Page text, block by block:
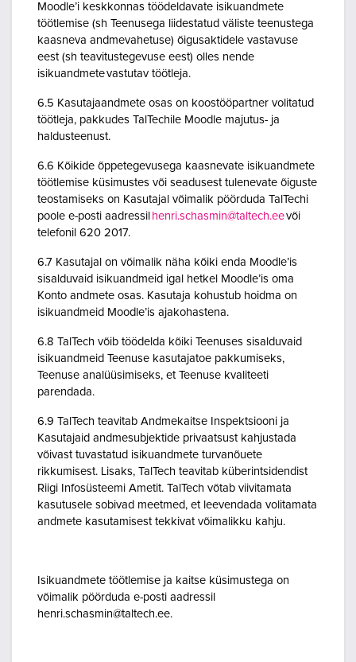
Moodle’i keskkonnas töödeldavate isikuandmete
töötlemise (sh Teenusega liidestatud väliste teenustega
kaasneva andmevahetuse) õigusaktidele vastavuse
eest (sh teavitustegevuse eest) olles nende
isikuandmete vastutav töötleja.
6.5 Kasutajaandmete osas on koostööpartner volitatud
töötleja, pakkudes TalTechile Moodle majutus- ja
haldusteenust.
6.6 Kõikide õppetegevusega kaasnevate isikuandmete
töötlemise küsimustes või seadusest tulenevate õiguste
teostamiseks on Kasutajal võimalik pöörduda TalTechi
poole e-posti aadressil henri.schasmin@taltech.eevõi
telefonil 620 2017.
6.7 Kasutajal on võimalik näha kõiki enda Moodle’is
sisalduvaid isikuandmeid igal hetkel Moodle’is oma
Konto andmete osas. Kasutaja kohustub hoidma on
isikuandmeid Moodle’is ajakohastena.
6.8 TalTech võib töödelda kõiki Teenuses sisalduvaid
isikuandmeid Teenuse kasutajatoe pakkumiseks,
Teenuse analüüsimiseks, et Teenuse kvaliteeti
parendada.
6.9 TalTech teavitab Andmekaitse Inspektsiooni ja
Kasutajaid andmesubjektide privaatsust kahjustada
võivast tuvastatud isikuandmete turvanõuete
rikkumisest. Lisaks, TalTech teavitab küberintsidendist
Riigi Infosüsteemi Ametit. TalTech võtab viivitamata
kasutusele sobivad meetmed, et leevendada volitamata
andmete kasutamisest tekkivat võimalikku kahju.
Isikuandmete töötlemise ja kaitse küsimustega on
võimalik pöörduda e-posti aadressil
henri.schasmin@taltech.ee.